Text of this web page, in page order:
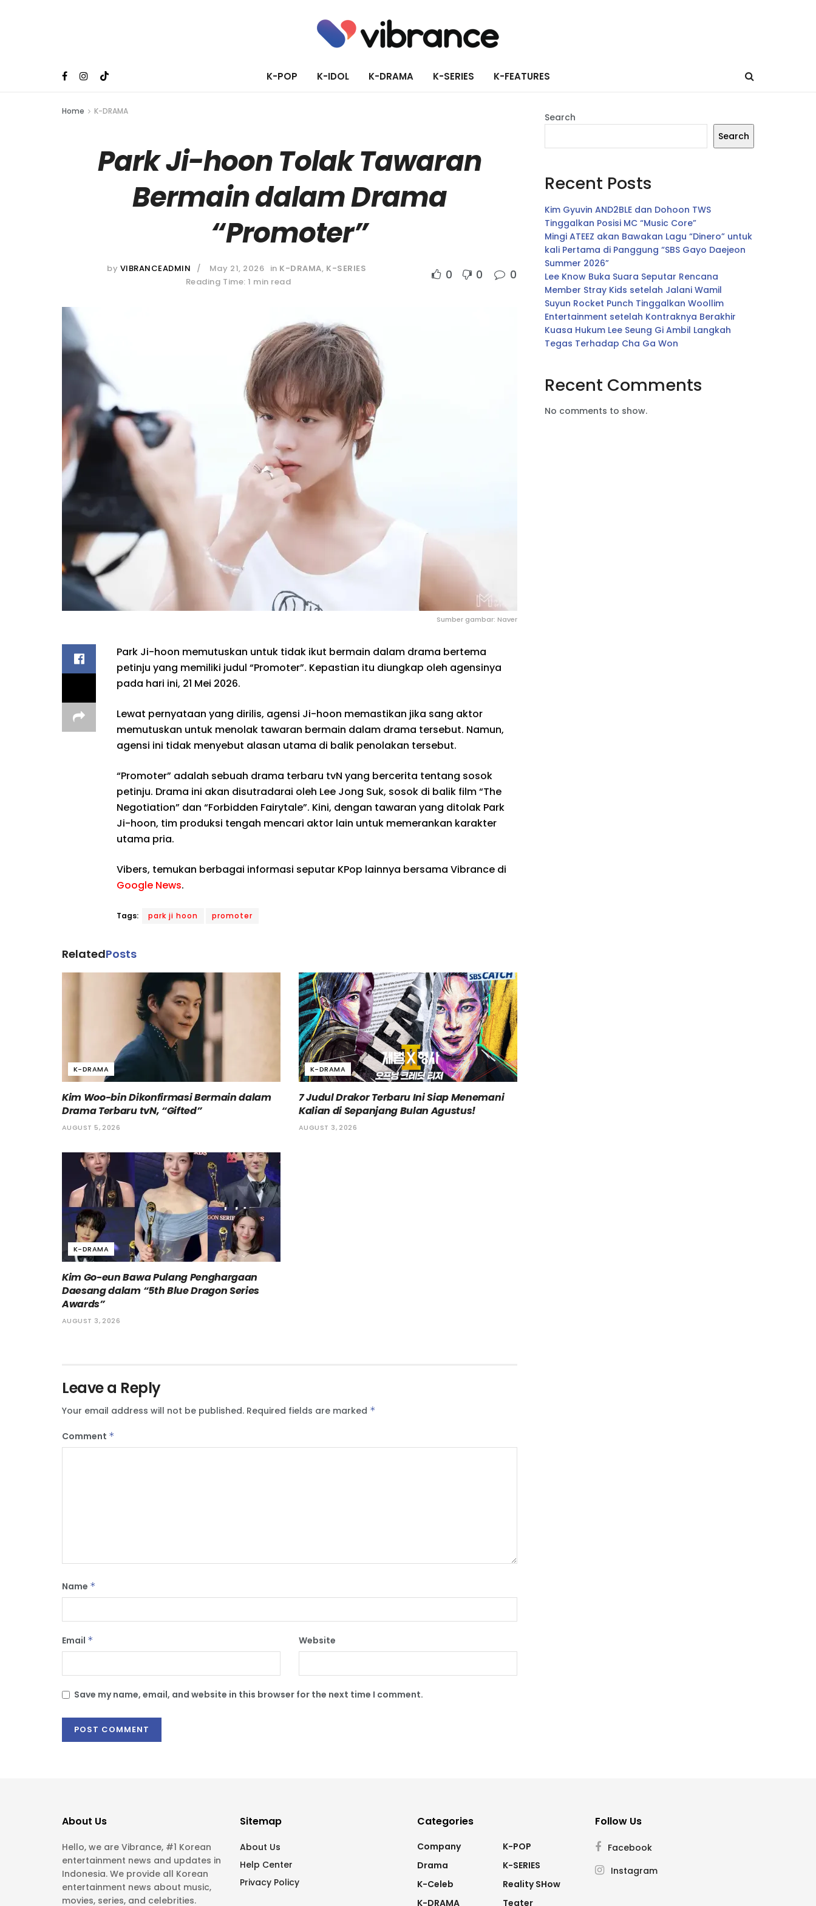
K-POP K-IDOL K-DRAMA K-SERIES K-FEATURES
Home K-DRAMA
Park Ji-hoon Tolak Tawaran
Bermain dalam Drama
“Promoter”
by VIBRANCEADMIN May 21, 2026 in K-DRAMA, K-SERIES
Reading Time: 1 min read
0 0 0
Sumber gambar: Naver
Park Ji-hoon memutuskan untuk tidak ikut bermain dalam drama bertema
petinju yang memiliki judul “Promoter”. Kepastian itu diungkap oleh agensinya
pada hari ini, 21 Mei 2026.
Lewat pernyataan yang dirilis, agensi Ji-hoon memastikan jika sang aktor
memutuskan untuk menolak tawaran bermain dalam drama tersebut. Namun,
agensi ini tidak menyebut alasan utama di balik penolakan tersebut.
“Promoter” adalah sebuah drama terbaru tvN yang bercerita tentang sosok
petinju. Drama ini akan disutradarai oleh Lee Jong Suk, sosok di balik film “The
Negotiation” dan “Forbidden Fairytale”. Kini, dengan tawaran yang ditolak Park
Ji-hoon, tim produksi tengah mencari aktor lain untuk memerankan karakter
utama pria.
Vibers, temukan berbagai informasi seputar KPop lainnya bersama Vibrance di
Google News.
Tags: park ji hoon promoter
RelatedPosts
K-DRAMA
Kim Woo-bin Dikonfirmasi Bermain dalam
Drama Terbaru tvN, “Gifted”
AUGUST 5, 2026
K-DRAMA
7 Judul Drakor Terbaru Ini Siap Menemani
Kalian di Sepanjang Bulan Agustus!
AUGUST 3, 2026
K-DRAMA
Kim Go-eun Bawa Pulang Penghargaan
Daesang dalam “5th Blue Dragon Series
Awards”
AUGUST 3, 2026
Leave a Reply
Your email address will not be published. Required fields are marked *
Comment *
Name *
Email * Website
Save my name, email, and website in this browser for the next time I comment.
Search
Search
Recent Posts
Kim Gyuvin AND2BLE dan Dohoon TWS
Tinggalkan Posisi MC “Music Core”
Mingi ATEEZ akan Bawakan Lagu “Dinero” untuk
kali Pertama di Panggung “SBS Gayo Daejeon
Summer 2026”
Lee Know Buka Suara Seputar Rencana
Member Stray Kids setelah Jalani Wamil
Suyun Rocket Punch Tinggalkan Woollim
Entertainment setelah Kontraknya Berakhir
Kuasa Hukum Lee Seung Gi Ambil Langkah
Tegas Terhadap Cha Ga Won
Recent Comments
No comments to show.
About Us
Hello, we are Vibrance, #1 Korean
entertainment news and updates in
Indonesia. We provide all Korean
entertainment news about music,
movies, series, and celebrities.
Sitemap
About Us
Help Center
Privacy Policy
Categories
Company
Drama
K-Celeb
K-DRAMA
K-POP
K-SERIES
Reality SHow
Teater
Follow Us
Facebook
Instagram